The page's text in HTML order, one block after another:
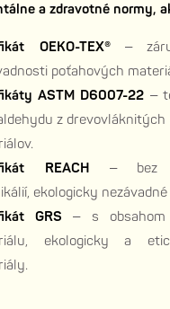
a zdravotné normy,
OEKO-TEX® –
poťahových
ASTM D6007-22 –
z drevovláknitých
REACH – bez
ekologicky
GRS– s obsahom
ekologicky a